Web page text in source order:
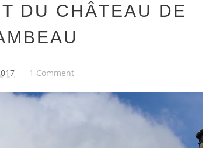
DU CHÂTEAU DE
1 Comment